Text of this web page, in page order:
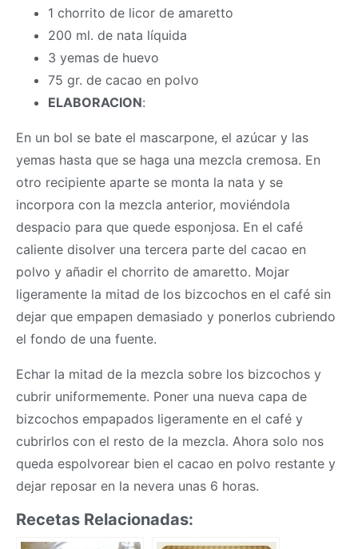
1 chorrito de licor de amaretto
200 ml. de nata líquida
3 yemas de huevo
75 gr. de cacao en polvo
ELABORACION:
En un bol se bate el mascarpone, el azúcar y las
yemas hasta que se haga una mezcla cremosa. En
otro recipiente aparte se monta la nata y se
incorpora con la mezcla anterior, moviéndola
despacio para que quede esponjosa. En el café
caliente disolver una tercera parte del cacao en
polvo y añadir el chorrito de amaretto. Mojar
ligeramente la mitad de los bizcochos en el café sin
dejar que empapen demasiado y ponerlos cubriendo
el fondo de una fuente.
Echar la mitad de la mezcla sobre los bizcochos y
cubrir uniformemente. Poner una nueva capa de
bizcochos empapados ligeramente en el café y
cubrirlos con el resto de la mezcla. Ahora solo nos
queda espolvorear bien el cacao en polvo restante y
dejar reposar en la nevera unas 6 horas.
Recetas Relacionadas: